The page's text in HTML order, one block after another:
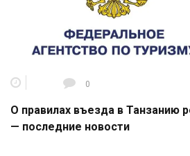
0
О правилах въезда в Танзанию
— последние новости